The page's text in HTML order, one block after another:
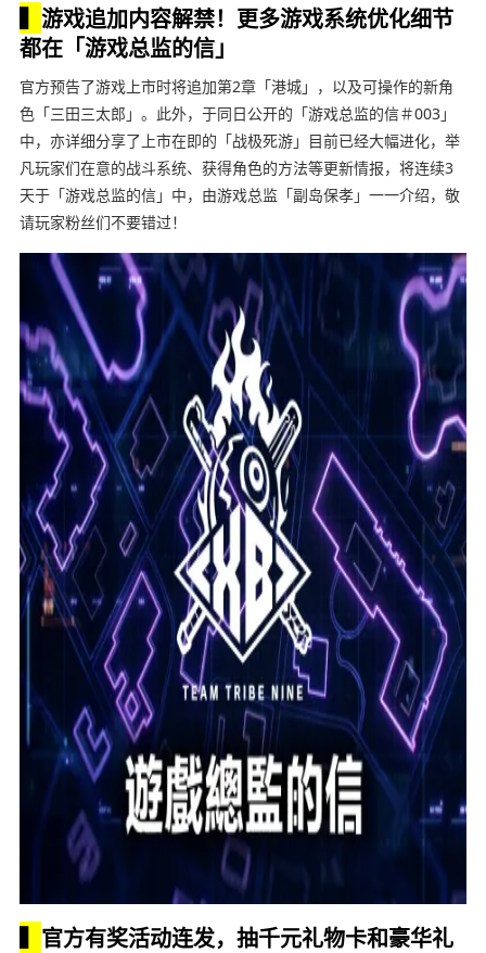
▍ 游戏追加内容解禁！更多游戏系统优化细节
都在「游戏总监的信」
官方预告了游戏上市时将追加第2章「港城」，以及可操作的新角
色「三田三太郎」。此外，于同日公开的「游戏总监的信＃003」
中，亦详细分享了上市在即的「战极死游」目前已经大幅进化，举
凡玩家们在意的战斗系统、获得角色的方法等更新情报，将连续3
天于「游戏总监的信」中，由游戏总监「副岛保孝」一一介绍，敬
请玩家粉丝们不要错过！
▍ 官方有奖活动连发，抽千元礼物卡和豪华礼